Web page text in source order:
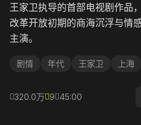
王家卫执导的首部电视剧作品
改革开放初期的商海沉浮与情
主演。
剧情 年代 王家卫 上海
320.0万 9 45:00